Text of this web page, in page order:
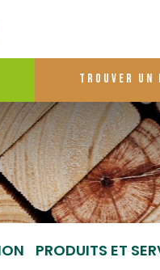
trouver un
PRODUITS ET